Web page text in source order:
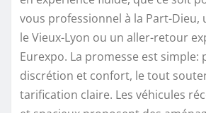
vous professionnel à la Part-Dieu,
le Vieux-Lyon ou un aller-retour
Eurexpo. La promesse est simple:
discrétion et confort, le tout
tarification claire. Les véhicules